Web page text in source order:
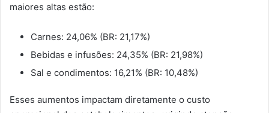
maiores altas estão:
Carnes: 24,06% (BR: 21,17%)
Bebidas e infusões: 24,35% (BR: 21,98%)
Sal e condimentos: 16,21% (BR: 10,48%)
Esses aumentos impactam diretamente o custo